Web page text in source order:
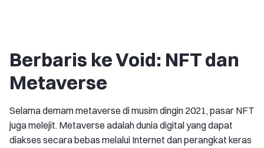
Berbaris ke Void: NFT dan
Metaverse
Selama demam metaverse di musim dingin 2021, pasar NFT
juga melejit. Metaverse adalah dunia digital yang dapat
diakses secara bebas melalui Internet dan perangkat keras